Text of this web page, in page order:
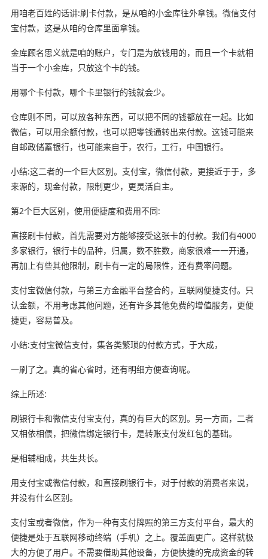
用咱老百姓的话讲:刷卡付款，是从咱的小金库往外拿钱。微信支付
宝付款，这是从咱的仓库里面拿钱。
金库顾名思义就是咱的账户，专门是为放钱用的，而且一个卡就相
当于一个小金库，只放这个卡的钱。
用哪个卡付款，哪个卡里银行的钱就会少。
仓库则不同，可以放各种东西，可以把不同的钱都放在一起。比如
微信，可以用余额付款，也可以把零钱通转出来付款。这钱可能来
自邮政储蓄银行，也可能来自于，农行，工行，中国银行。
小结:这二者的一个巨大区别。支付宝，微信付款，更接近于于，多
来源的，现金付款，限制更少，更灵活自主。
第2个巨大区别，使用便捷度和费用不同:
直接刷卡付款，首先需要对方能够接受这张卡的付款。我们有4000
多家银行，银行卡的品种，归属，数不胜数，商家很难一一开通，
再加上有些其他限制，刷卡有一定的局限性，还有费率问题。
支付宝微信付款，与第三方金融平台整合的，互联网便捷支付。只
认金额，不用考虑其他问题，还有许多其他免费的增值服务，更便
捷更，容易普及。
小结:支付宝微信支付，集各类繁琐的付款方式，于大成，
一刷了之。真的省心省时，还有明细方便查询呢。
综上所述:
刷银行卡和微信支付宝支付，真的有巨大的区别。另一方面，二者
又相依相偎，把微信绑定银行卡，是转账支付发红包的基础。
是相辅相成，共生共长。
用支付宝或微信付款，和直接刷银行卡，对于付款的消费者来说，
并没有什么区别。
支付宝或者微信，作为一种有支付牌照的第三方支付平台，最大的
便捷是处于互联网移动终端（手机）之上。覆盖面更广。这样就极
大的方便了用户。不需要借助其他设备，方便快捷的完成资金的转